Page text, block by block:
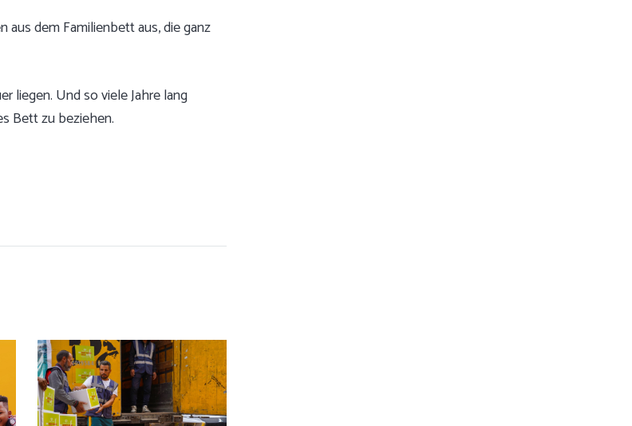
aus dem Familienbett aus, die ganz
liegen. Und so viele Jahre lang
Bett zu beziehen.